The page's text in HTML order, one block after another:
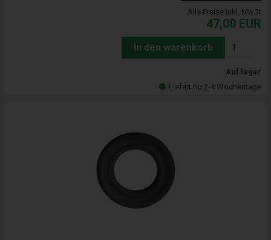
Alle Preise inkl. MwSt
47,00 EUR
In den warenkorb
Auf lager
Lieferung 2-4 Wochentage